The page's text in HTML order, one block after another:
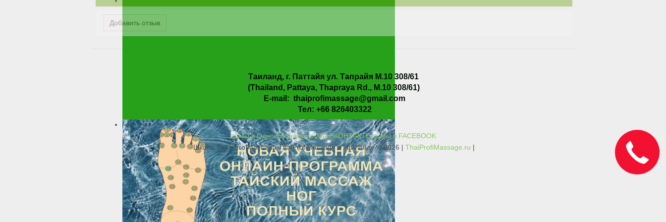
Добавить отзыв
Таиланд, г. Паттайя ул. Тапрайя М.10 308/61
(Thailand, Pattaya, Thapraya Rd., M.10 308/61)
E-mail: thaiprofimassage@gmail.com
Тел: +66 826403322
Школа Тайского Массажа ThaiProfiMassage в Тайланде © 2026 | ThaiProfiMassage.ru |